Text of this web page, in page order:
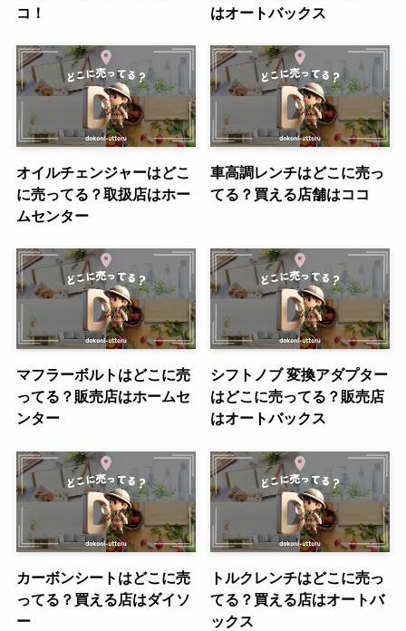
コ！
はオートバックス
オイルチェンジャーはどこ
に売ってる？取扱店はホー
ムセンター
車高調レンチはどこに売っ
てる？買える店舗はココ
マフラーボルトはどこに売
ってる？販売店はホームセ
ンター
シフトノブ 変換アダプター
はどこに売ってる？販売店
はオートバックス
カーボンシートはどこに売
ってる？買える店はダイソ
ー
トルクレンチはどこに売っ
てる？買える店はオートバ
ックス